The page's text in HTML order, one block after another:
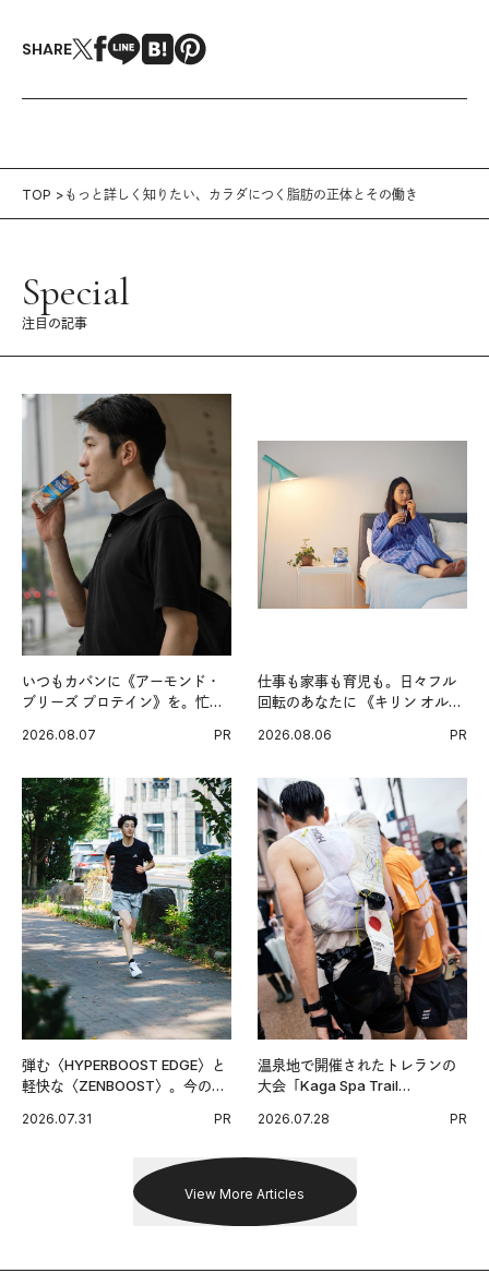
SHARE
TOP もっと詳しく知りたい、カラダにつく脂肪の正体とその働き
Special
注目の記事
いつもカバンに《アーモンド・
ブリーズ プロテイン》を。忙し
グ習慣。
2026.08.07 PR
仕事も家事も育児も。日々フル
回転のあなたに 《キリン オルニ
2026.08.06 PR
弾む〈HYPERBOOST EDGE〉と
軽快な〈ZENBOOST〉。今の時
出した新機軸。
2026.07.31 PR
温泉地で開催されたトレランの
大会「Kaga Spa Trail
戦を夢見るランナーたちの奮闘
2026.07.28 PR
View More Articles